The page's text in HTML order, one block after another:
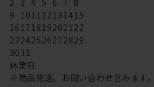
2 3 4 5 6 7 8
9 101112131415
16171819202122
23242526272829
3031
休業日
※商品発送、お問い合わせ含みます。